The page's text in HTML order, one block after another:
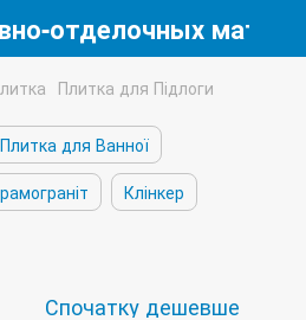
отделочных
Плитка для Підлоги
Плитка для Ванної
Клінкер
Спочатку дешевше